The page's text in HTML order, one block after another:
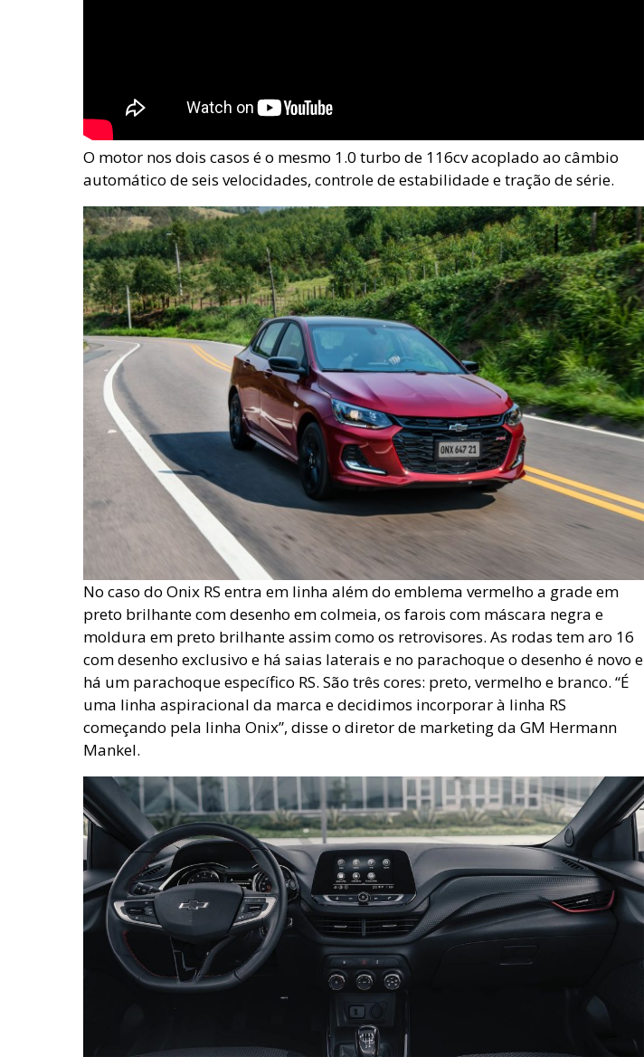
O motor nos dois casos é o mesmo 1.0 turbo de 116cv acoplado ao câmbio
automático de seis velocidades, controle de estabilidade e tração de série.
No caso do Onix RS entra em linha além do emblema vermelho a grade em
preto brilhante com desenho em colmeia, os farois com máscara negra e
moldura em preto brilhante assim como os retrovisores. As rodas tem aro 16
com desenho exclusivo e há saias laterais e no parachoque o desenho é novo e
há um parachoque específico RS. São três cores: preto, vermelho e branco. “É
uma linha aspiracional da marca e decidimos incorporar à linha RS
começando pela linha Onix”, disse o diretor de marketing da GM Hermann
Mankel.